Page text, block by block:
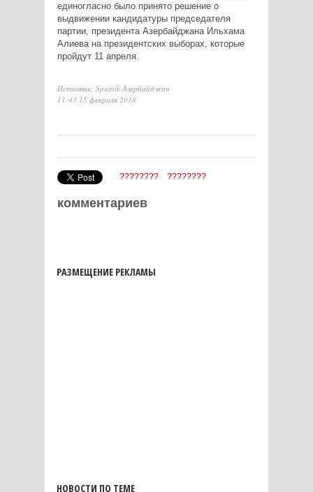
единогласно было принято решение о
выдвижении кандидатурыпредседателя
партии, президента Азербайджана Ильхама
Алиева на президентских выборах, которые
пройдут 11 апреля.
Источник: Sputnik Азербайджан
11:43 15 февраля 2018
???????? ????????
комментариев
РАЗМЕЩЕНИЕ РЕКЛАМЫ
НОВОСТИ ПО ТЕМЕ